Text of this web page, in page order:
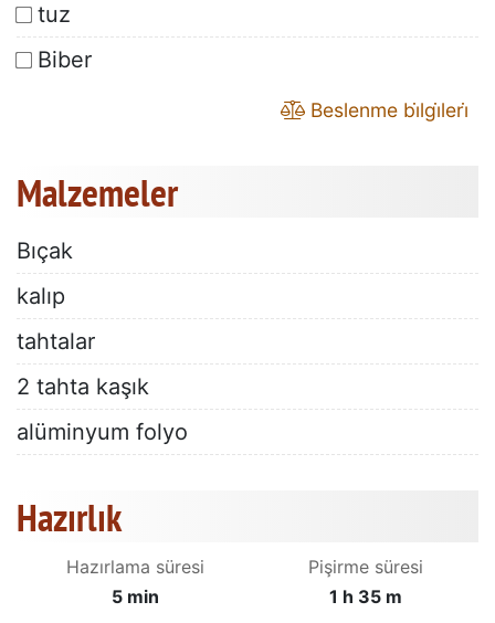
tuz
Biber
Beslenme bi̇lgi̇leri̇
Malzemeler
Bıçak
kalıp
tahtalar
2 tahta kaşık
alüminyum folyo
Hazırlık
Hazırlama süresi
5 min
Pişirme süresi
1 h 35 m